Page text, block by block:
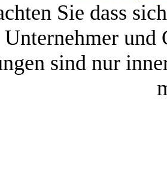
Sie dass
Unternehmer und
sind nur